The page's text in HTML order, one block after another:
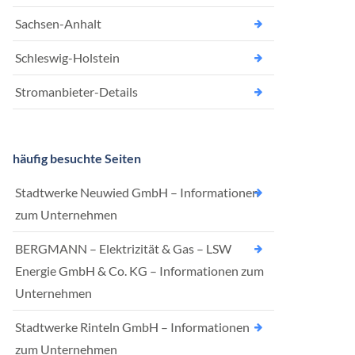
Sachsen-Anhalt
Schleswig-Holstein
Stromanbieter-Details
häufig besuchte Seiten
Stadtwerke Neuwied GmbH – Informationen
zum Unternehmen
BERGMANN – Elektrizität & Gas – LSW
Energie GmbH & Co. KG – Informationen zum
Unternehmen
Stadtwerke Rinteln GmbH – Informationen
zum Unternehmen